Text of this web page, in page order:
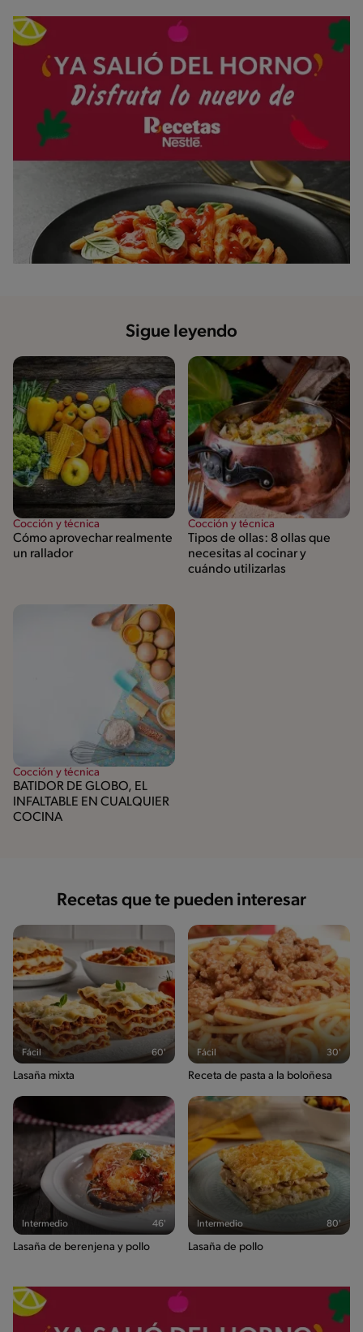
Sigue leyendo
Cocción y técnica
Cómo aprovechar realmente
un rallador
Cocción y técnica
Tipos de ollas: 8 ollas que
necesitas al cocinar y
cuándo utilizarlas
Cocción y técnica
BATIDOR DE GLOBO, EL
INFALTABLE EN CUALQUIER
COCINA
Recetas que te pueden interesar
Fácil 60'
Lasaña mixta
Fácil 30'
Receta de pasta a la boloñesa
Intermedio 46'
Lasaña de berenjena y pollo
Intermedio 80'
Lasaña de pollo